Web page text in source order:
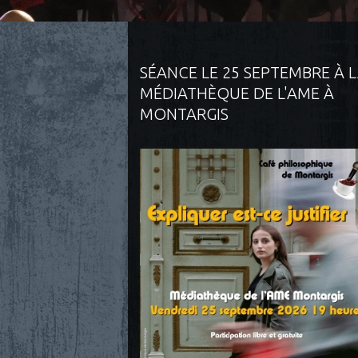
SÉANCE LE 25 SEPTEMBRE À
MÉDIATHÈQUE DE L'AME À
MONTARGIS